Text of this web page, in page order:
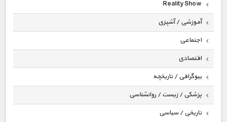
Reality Show
آموزشی / آشپزی
اجتماعی
اقتصادی
بیوگرافی / تاریخچه
پزشکی / زیست / روانشناسی
تاریخی / سیاسی